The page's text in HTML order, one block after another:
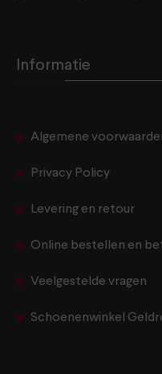
Informatie
Algemene
Privacy Policy
Levering en retour
Online bestellen en
Veelgestelde vragen
Schoenenwinkel